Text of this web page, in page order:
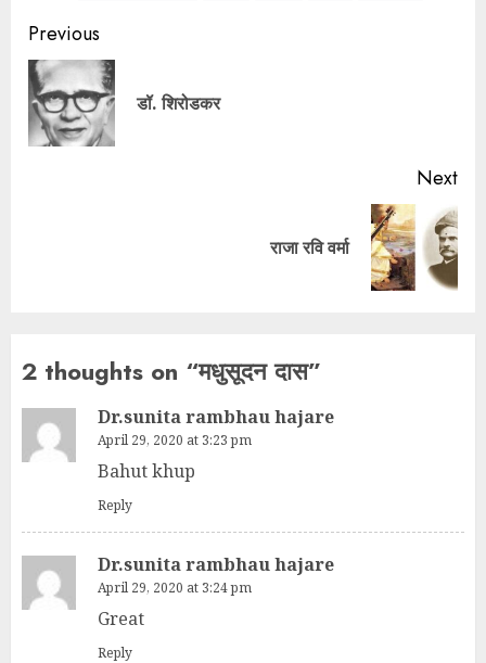
Previous
डॉ. शिरोडकर
Next
राजा रवि वर्मा
2 thoughts on “मधुसूदन दास”
Dr.sunita rambhau hajare
April 29, 2020 at 3:23 pm
Bahut khup
Reply
Dr.sunita rambhau hajare
April 29, 2020 at 3:24 pm
Great
Reply